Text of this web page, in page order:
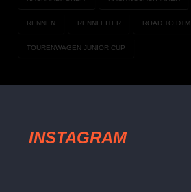
RENNEN RENNLEITER ROAD TO DTM
TOURENWAGEN JUNIOR CUP
INSTAGRAM